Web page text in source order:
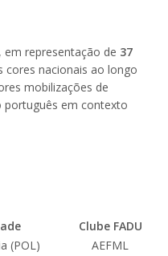
, em representação de 37
cores nacionais ao longo
mobilizações de
português em contexto
Clube FADU
(POL)
AEFML